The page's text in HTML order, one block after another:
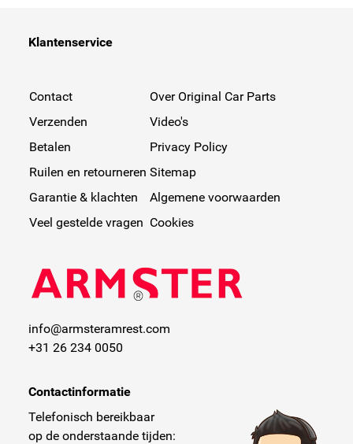
Klantenservice
Contact
Verzenden
Betalen
Ruilen en retourneren
Garantie & klachten
Veel gestelde vragen
Over Original Car Parts
Video's
Privacy Policy
Sitemap
Algemene voorwaarden
Cookies
info@armsteramrest.com
+31 26 234 0050
Contactinformatie
Telefonisch bereikbaar
op de onderstaande tijden: